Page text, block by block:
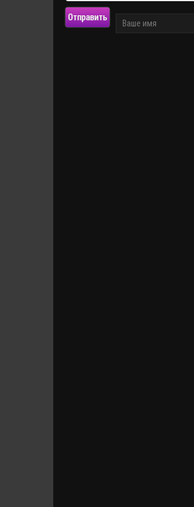
Отправить